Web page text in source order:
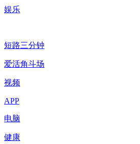
娱乐
短路三分钟
爱活角斗场
视频
APP
电脑
健康